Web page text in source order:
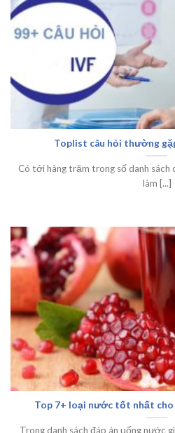
Toplist câu hỏi thường
Có tới hàng trăm trong số danh
làm [...]
Top 7+ loại nước tốt nhất
Trong danh sách đáp án uống nước